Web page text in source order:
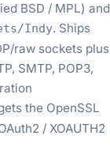
BSD / MPL) and
Indy. Ships
raw sockets plus
SMTP, POP3,
the OpenSSL
/ XOAUTH2